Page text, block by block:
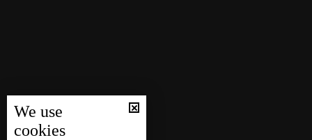
We use
cookies